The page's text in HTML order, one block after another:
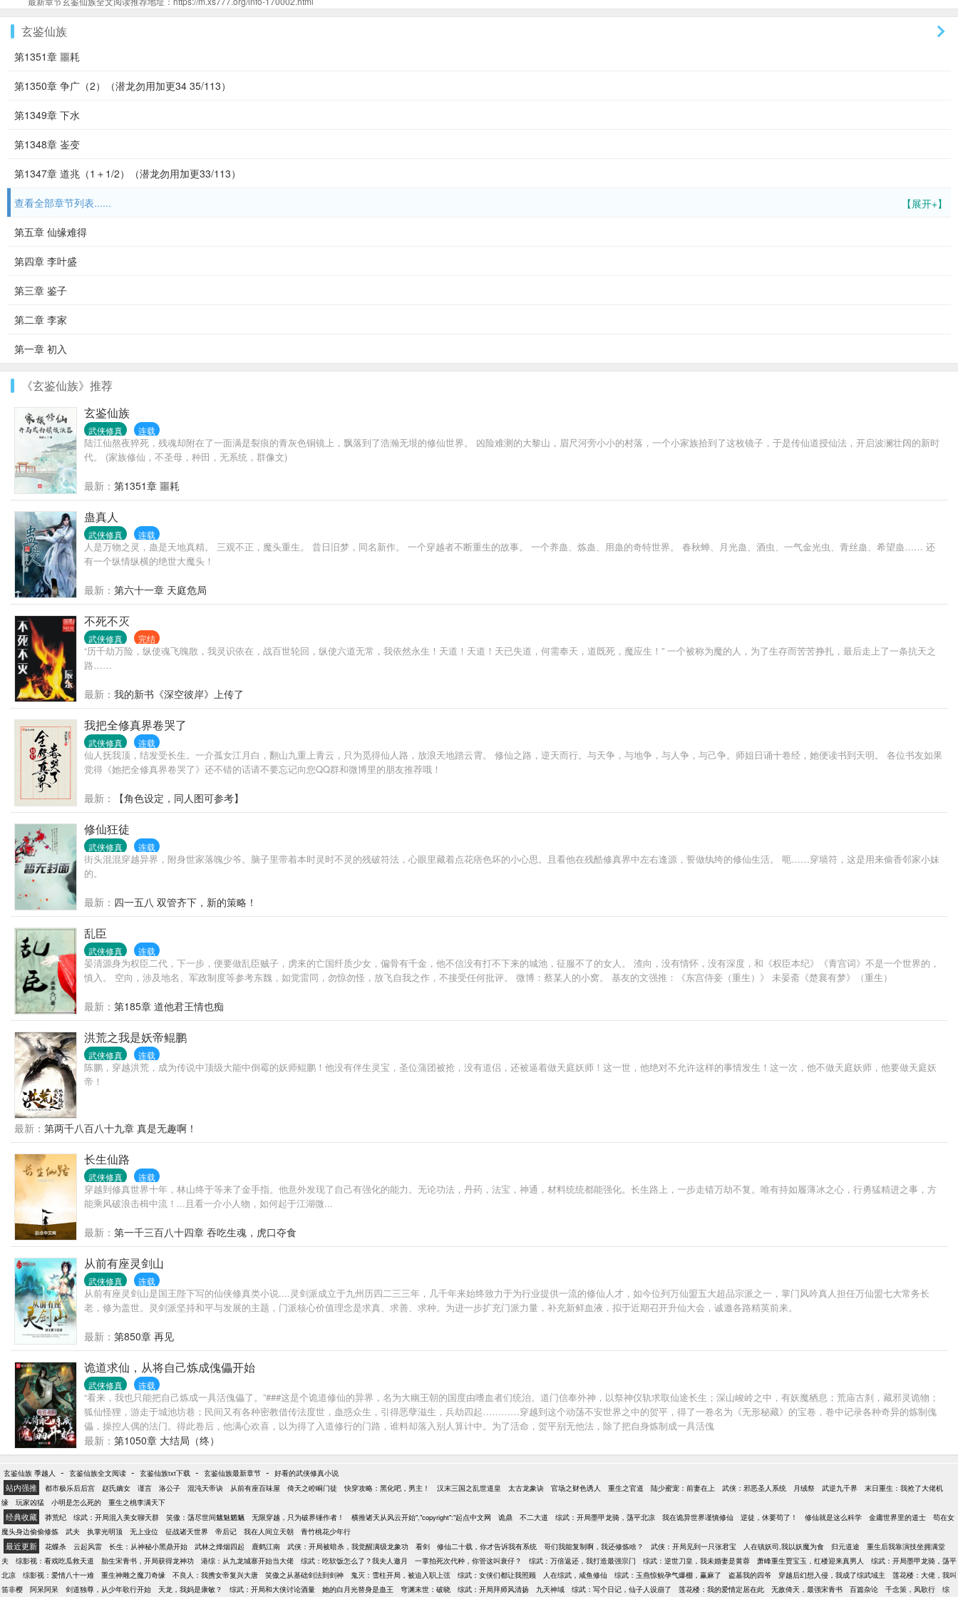
玄鉴仙族
第1351章 噩耗
第1350章 争广（2）（潜龙勿用加更34 35/113）
第1349章 下水
第1348章 崟变
第1347章 道兆（1＋1/2）（潜龙勿用加更33/113）
【展开+】
查看全部章节列表......
第五章 仙缘难得
第四章 李叶盛
第三章 鉴子
第二章 李家
第一章 初入
《玄鉴仙族》推荐
玄鉴仙族
武侠修真 连载
陆江仙熬夜猝死，残魂却附在了一面满是裂痕的青灰色铜镜上，飘落到了浩瀚无垠的修仙世界。 凶险难测的大黎山，眉尺河旁小小的村落，一个小家族拾到了这枚镜子，于是传仙道授仙法，开启波澜壮阔的新时
代。 (家族修仙，不圣母，种田，无系统，群像文)
最新： 第1351章 噩耗
蛊真人
武侠修真 连载
人是万物之灵，蛊是天地真精。 三观不正，魔头重生。 昔日旧梦，同名新作。 一个穿越者不断重生的故事。 一个养蛊、炼蛊、用蛊的奇特世界。 春秋蝉、月光蛊、酒虫、一气金光虫、青丝蛊、希望蛊…… 还
有一个纵情纵横的绝世大魔头！
最新： 第六十一章 天庭危局
不死不灭
武侠修真 完结
“历千劫万险，纵使魂飞魄散，我灵识依在，战百世轮回，纵使六道无常，我依然永生！天道！天道！天已失道，何需奉天，道既死，魔应生！” 一个被称为魔的人，为了生存而苦苦挣扎，最后走上了一条抗天之
路……
最新： 我的新书《深空彼岸》上传了
我把全修真界卷哭了
武侠修真 连载
仙人抚我顶，结发受长生。一介孤女江月白，翻山九重上青云，只为觅得仙人路，放浪天地踏云霄。 修仙之路，逆天而行。与天争，与地争，与人争，与己争。师姐日诵十卷经，她便读书到天明。 各位书友如果
觉得《她把全修真界卷哭了》还不错的话请不要忘记向您QQ群和微博里的朋友推荐哦！
最新： 【角色设定，同人图可参考】
修仙狂徒
武侠修真 连载
街头混混穿越异界，附身世家落魄少爷。脑子里带着本时灵时不灵的残破符法，心眼里藏着点花痞色坏的小心思。且看他在残酷修真界中左右逢源，誓做纨绔的修仙生活。 呃……穿墙符，这是用来偷香邻家小妹
的。
最新： 四一五八 双管齐下，新的策略！
乱臣
武侠修真 连载
晏清源身为权臣二代，下一步，便要做乱臣贼子，虏来的亡国纤质少女，偏骨有千金，他不信没有打不下来的城池，征服不了的女人。 渣向，没有情怀，没有深度，和《权臣本纪》《青宫词》不是一个世界的，
慎入。 空向，涉及地名、军政制度等参考东魏，如觉雷同，勿惊勿怪，放飞自我之作，不接受任何批评。 微博：蔡某人的小窝。 基友的文强推：《东宫侍妾（重生）》 未晏斋《楚襄有梦》（重生）
最新： 第185章 道他君王情也痴
洪荒之我是妖帝鲲鹏
武侠修真 连载
陈鹏，穿越洪荒，成为传说中顶级大能中倒霉的妖师鲲鹏！他没有伴生灵宝，圣位蒲团被抢，没有道侣，还被逼着做天庭妖师！这一世，他绝对不允许这样的事情发生！这一次，他不做天庭妖师，他要做天庭妖
帝！
最新： 第两千八百八十九章 真是无趣啊！
长生仙路
武侠修真 连载
穿越到修真世界十年，林山终于等来了金手指。他意外发现了自己有强化的能力。无论功法，丹药，法宝，神通，材料统统都能强化。长生路上，一步走错万劫不复。唯有持如履薄冰之心，行勇猛精进之事，方
能乘风破浪击楫中流！...且看一介小人物，如何起于江湖微...
最新： 第一千三百八十四章 吞吃生魂，虎口夺食
从前有座灵剑山
武侠修真 连载
从前有座灵剑山是国王陛下写的仙侠修真类小说....灵剑派成立于九州历四二三三年，几千年来始终致力于为行业提供一流的修仙人才，如今位列万仙盟五大超品宗派之一，掌门风吟真人担任万仙盟七大常务长
老，修为盖世。灵剑派坚持和平与发展的主题，门派核心价值理念是求真、求善、求种。为进一步扩充门派力量，补充新鲜血液，拟于近期召开升仙大会，诚邀各路精英前来。
最新： 第850章 再见
诡道求仙，从将自己炼成傀儡开始
武侠修真 连载
“看来，我也只能把自己炼成一具活傀儡了。”###这是个诡道修仙的异界，名为大幽王朝的国度由嗜血者们统治。道门信奉外神，以祭神仪轨求取仙途长生；深山峻岭之中，有妖魔栖息；荒庙古刹，藏邪灵诡物；
狐仙怪狸，游走于城池坊巷；民间又有各种密教借传法度世，蛊惑众生，引得恶孽滋生，兵劫四起…………穿越到这个动荡不安世界之中的贺平，得了一卷名为《无形秘藏》的宝卷，卷中记录各种奇异的炼制傀
儡，操控人偶的法门。得此卷后，他满心欢喜，以为得了入道修行的门路，谁料却落入别人算计中。为了活命，贺平别无他法，除了把自身炼制成一具活傀
最新： 第1050章 大结局（终）
玄鉴仙族 季越人 - 玄鉴仙族全文阅读 - 玄鉴仙族txt下载 - 玄鉴仙族最新章节 - 好看的武侠修真小说
站内强推 都市极乐后后宫 赵氏嫡女 谨言 洛公子 混沌天帝诀 从前有座百味屋 倚天之崆峒门徒 快穿攻略：黑化吧，男主！ 汉末三国之乱世道皇 太古龙象诀 官场之财色诱人 重生之官道 陆少蜜宠：前妻在上 武侠：邪恶圣人系统 月绒祭 武逆九千界
末日重生：我抢了大佬机
缘
玩家凶猛 小明是怎么死的 重生之桃李满天下
经典收藏 莽荒纪 综武：开局混入美女聊天群 笑傲：荡尽世间魑魅魍魉 无限穿越，只为破界锤作者！ 横推诸天从风云开始","copyright":"起点中文网 诡鼎 不二大道 综武：开局墨甲龙骑，荡平北凉 我在诡异世界谨慎修仙 逆徒，休要苟了！ 修仙就是这么科学 金庸世界里的道士
苟在女
魔头身边偷偷修炼
武夫 执掌光明顶 无上业位 征战诸天世界 帝后记 我在人间立天朝 青竹桃花少年行
最近更新 花蝶杀 云起风雷 长生：从神秘小黑鼎开始 武林之烽烟四起 鹿鹤江南 武侠：开局被暗杀，我觉醒满级龙象功 看剑 修仙二十载，你才告诉我有系统 哥们我能复制啊，我还修炼啥？ 武侠：开局见到一只张君宝 人在镇妖司,我以妖魔为食 归元道途
重生后我靠演技坐拥满堂
夫
综影视：看戏吃瓜救天道 胎生宋青书，开局获得龙神功 港综：从九龙城寨开始当大佬 综武：吃软饭怎么了？我夫人邀月 一掌拍死次代种，你管这叫衰仔？ 综武：万倍返还，我打造最强宗门 综武：逆世刀皇，我未婚妻是黄蓉 萧峰重生贾宝玉，红楼迎来真男人
综武：开局墨甲龙骑，荡平
北凉
综影视：爱情八十一难 重生神雕之魔刀奇缘 不良人：我携女帝复兴大唐 笑傲之从基础剑法到剑神 鬼灭：雪柱开局，被迫入职上弦 综武：女侠们都让我照顾 人在综武，咸鱼修仙 综武：玉燕惊鲵孕气爆棚，赢麻了 盗墓我的四爷 穿越后幻想入侵，我成了综武域主
莲花楼：大佬，我叫
笛非樱
阿呆阿呆 剑道独尊，从少年歌行开始 天龙，我妈是康敏？ 综武：开局和大侠讨论酒量 她的白月光替身是蛊王 穹渊末世：破晓 综武：开局拜师风清扬 九天神域 综武：写个日记，仙子人设崩了 莲花楼：我的爱情定居在此 无敌倚天，最强宋青书 百篇杂论 千念策，凤歌行 综